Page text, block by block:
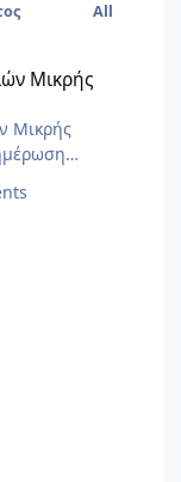
All
Μικρής
Μικρής